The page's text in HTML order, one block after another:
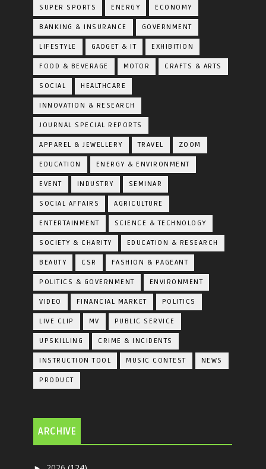
SUPER SPORTS ENERGY ECONOMY
BANKING & INSURANCE GOVERNMENT
LIFESTYLE GADGET & IT EXHIBITION
FOOD & BEVERAGE MOTOR CRAFTS & ARTS
SOCIAL HEALTHCARE
INNOVATION & RESEARCH
JOURNAL SPECIAL REPORTS
APPAREL & JEWELLERY TRAVEL ZOOM
EDUCATION ENERGY & ENVIRONMENT
EVENT INDUSTRY SEMINAR
SOCIAL AFFAIRS AGRICULTURE
ENTERTAINMENT SCIENCE & TECHNOLOGY
SOCIETY & CHARITY EDUCATION & RESEARCH
BEAUTY CSR FASHION & PAGEANT
POLITICS & GOVERNMENT ENVIRONMENT
VIDEO FINANCIAL MARKET POLITICS
LIVE CLIP MV PUBLIC SERVICE
UPSKILLING CRIME & INCIDENTS
INSTRUCTION TOOL MUSIC CONTEST NEWS
PRODUCT
ARCHIVE